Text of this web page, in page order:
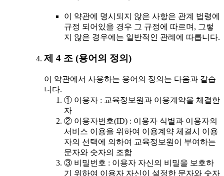
이 약관에 명시되지 않은 사항은 관계 법령에
규정 되어있을 경우 그 규정에 따르며, 그렇
지 않은 경우에는 일반적인 관례에 따릅니다.
제 4 조 (용어의 정의)
이 약관에서 사용하는 용어의 정의는 다음과 같습
니다.
① 이용자 : 교육정보원과 이용계약을 체결한
자
② 이용자번호(ID) : 이용자 식별과 이용자의
서비스 이용을 위하여 이용계약 체결시 이용
자의 선택에 의하여 교육정보원이 부여하는
문자와 숫자의 조합
③ 비밀번호 : 이용자 자신의 비밀을 보호하
기 위하여 이용자 자신이 설정한 문자와 숫자